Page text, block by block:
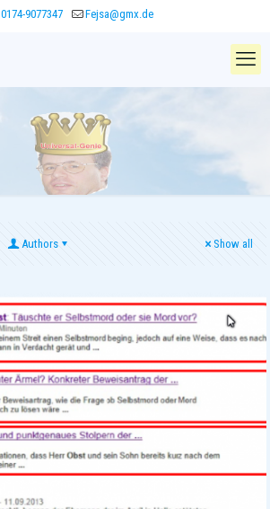
0174-9077347 Fejsa@gmx.de
Authors Show all